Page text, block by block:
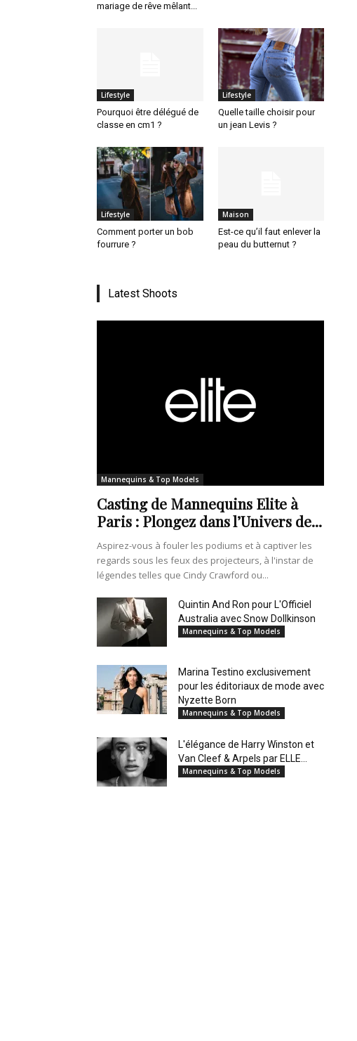
mariage de rêve mêlant...
Lifestyle
Pourquoi être délégué de
classe en cm1 ?
Lifestyle
Quelle taille choisir pour
un jean Levis ?
Lifestyle
Comment porter un bob
fourrure ?
Maison
Est-ce qu’il faut enlever la
peau du butternut ?
Latest Shoots
Mannequins & Top Models
Casting de Mannequins Elite à
Paris : Plongez dans l’Univers de...
Aspirez-vous à fouler les podiums et à captiver les
regards sous les feux des projecteurs, à l'instar de
légendes telles que Cindy Crawford ou...
Quintin And Ron pour L'Officiel
Australia avec Snow Dollkinson
Mannequins & Top Models
Marina Testino exclusivement
pour les éditoriaux de mode avec
Nyzette Born
Mannequins & Top Models
L'élégance de Harry Winston et
Van Cleef & Arpels par ELLE...
Mannequins & Top Models